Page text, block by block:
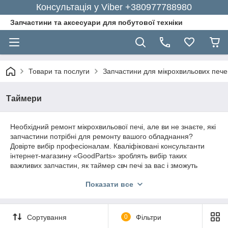
Консультація у Viber +380977788980
Запчастини та аксесуари для побутової техніки
Товари та послуги Запчастини для мікрохвильових
Таймери
Необхідний ремонт мікрохвильової печі, але ви не знаєте, які
запчастини потрібні для ремонту вашого обладнання?
Довірте вибір професіоналам. Кваліфіковані консультанти
інтернет-магазину «GoodParts» зроблять вибір таких
важливих запчастин, як таймер свч печі за вас і зможуть
Купити таймер мікрохвильової печі
Популярний інтернет-магазин «GoodParts» завжди радий
запропонувати найкращі ціни на фірмові запчастини та
Показати все
Сортування 0 Фільтри